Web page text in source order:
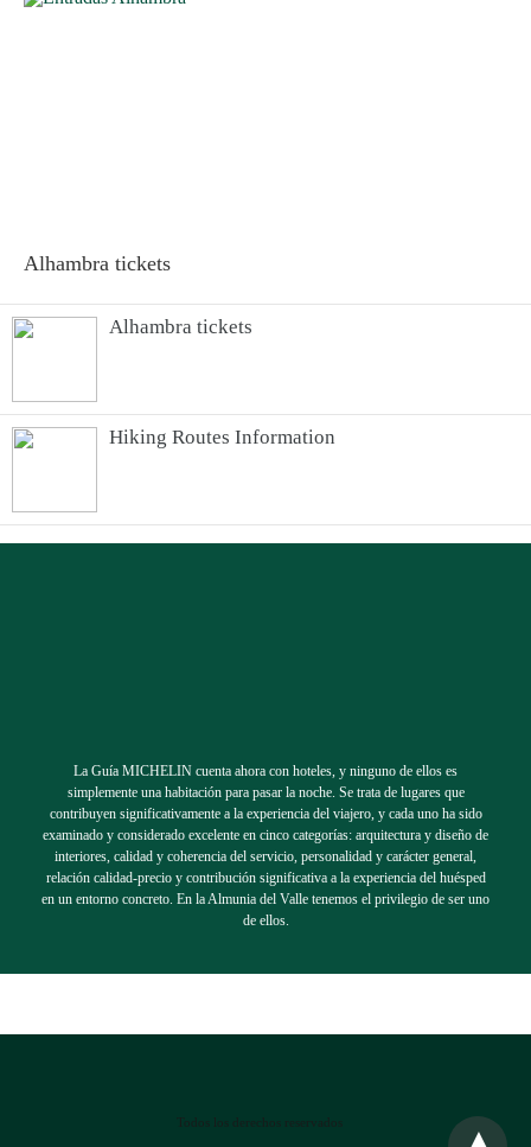
Alhambra tickets
Alhambra tickets
Hiking Routes Information
La Guía MICHELIN cuenta ahora con hoteles, y ninguno de ellos es
simplemente una habitación para pasar la noche. Se trata de lugares que
contribuyen significativamente a la experiencia del viajero, y cada uno ha sido
examinado y considerado excelente en cinco categorías: arquitectura y diseño de
interiores, calidad y coherencia del servicio, personalidad y carácter general,
relación calidad-precio y contribución significativa a la experiencia del huésped
en un entorno concreto. En la Almunia del Valle tenemos el privilegio de ser uno
de ellos.
Todos los derechos reservados